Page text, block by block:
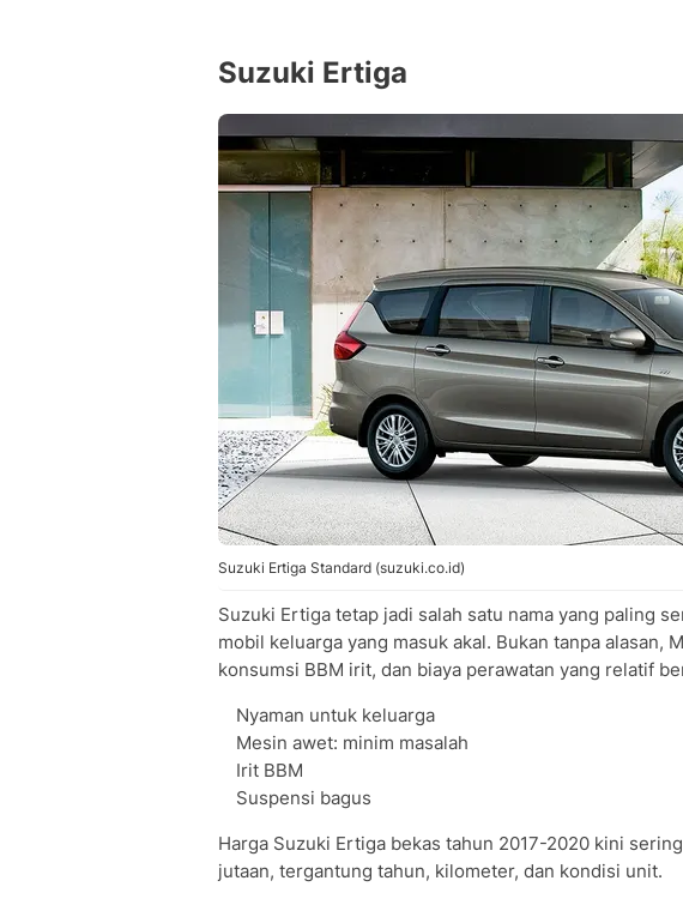
Suzuki Ertiga
Suzuki Ertiga Standard (suzuki.co.id)
Suzuki Ertiga tetap jadi salah satu nama yang paling
mobil keluarga yang masuk akal. Bukan tanpa alasan,
konsumsi BBM irit, dan biaya perawatan yang relatif
Nyaman untuk keluarga
Mesin awet: minim masalah
Irit BBM
Suspensi bagus
Harga Suzuki Ertiga bekas tahun 2017-2020 kini
jutaan, tergantung tahun, kilometer, dan kondisi unit.